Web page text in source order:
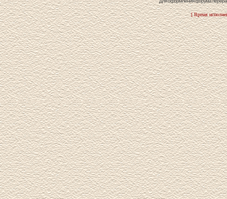
[ Время